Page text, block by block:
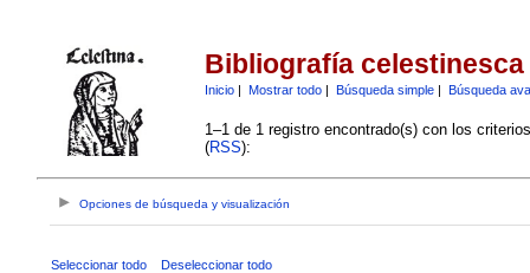
Bibliografía celestinesca
Inicio| Mostrar todo| Búsqueda simple| Búsqueda
1–1 de 1 registro encontrado(s) con los
(RSS):
Opciones de búsqueda y visualización
Seleccionar todo Deseleccionar todo